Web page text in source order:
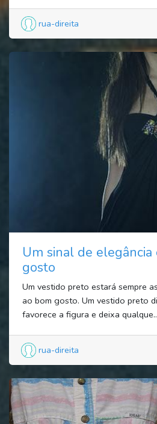
rua-direita
Um sinal de elegância
gosto
Um vestido preto estará sempre
ao bom gosto. Um vestido preto
favorece a figura e deixa
rua-direita